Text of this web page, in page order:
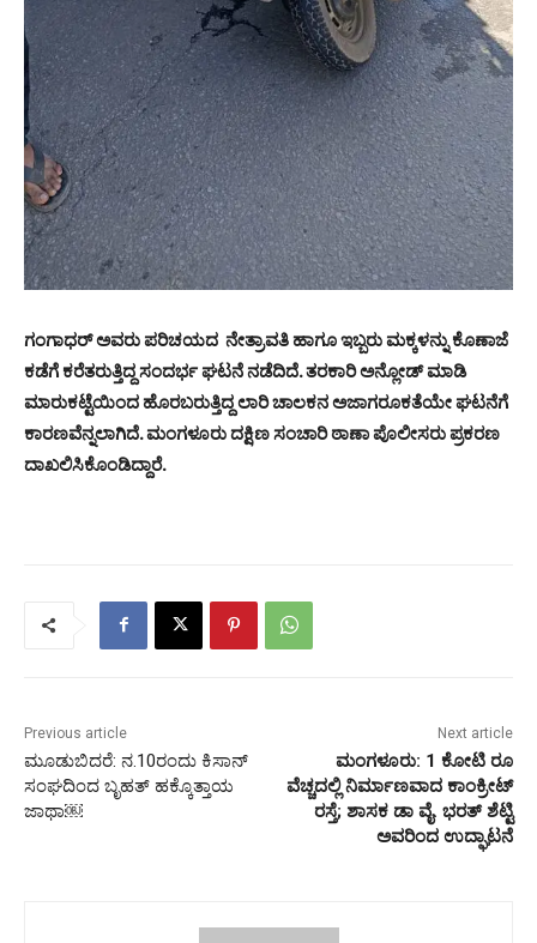
ಗಂಗಾಧರ್ ಅವರು ಪರಿಚಯದ ನೇತ್ರಾವತಿ ಹಾಗೂ ಇಬ್ಬರು ಮಕ್ಕಳನ್ನು ಕೊಣಾಜೆ
ಕಡೆಗೆ ಕರೆತರುತ್ತಿದ್ದ ಸಂದರ್ಭ ಘಟನೆ ನಡೆದಿದೆ. ತರಕಾರಿ ಅನ್ಲೋಡ್ ಮಾಡಿ
ಮಾರುಕಟ್ಟೆಯಿಂದ ಹೊರಬರುತ್ತಿದ್ದ ಲಾರಿ ಚಾಲಕನ ಅಜಾಗರೂಕತೆಯೇ ಘಟನೆಗೆ
ಕಾರಣವೆನ್ನಲಾಗಿದೆ. ಮಂಗಳೂರು ದಕ್ಷಿಣ ಸಂಚಾರಿ ಠಾಣಾ ಪೊಲೀಸರು ಪ್ರಕರಣ
ದಾಖಲಿಸಿಕೊಂಡಿದ್ದಾರೆ.
Previous article
ಮೂಡುಬಿದರೆ: ನ.10ರಂದು ಕಿಸಾನ್
ಸಂಘದಿಂದ ಬೃಹತ್ ಹಕ್ಕೊತ್ತಾಯ
ಜಾಥಾ￼
Next article
ಮಂಗಳೂರು: 1 ಕೋಟಿ ರೂ
ವೆಚ್ಚದಲ್ಲಿ ನಿರ್ಮಾಣವಾದ ಕಾಂಕ್ರೀಟ್
ರಸ್ತೆ; ಶಾಸಕ ಡಾ ವೈ. ಭರತ್ ಶೆಟ್ಟಿ
ಅವರಿಂದ ಉದ್ಘಾಟನೆ